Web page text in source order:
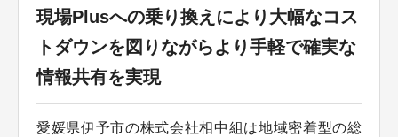
現場Plusへの乗り換えにより大幅なコス
トダウンを図りながらより手軽で確実な
情報共有を実現
愛媛県伊予市の株式会社相中組は地域密着型の総